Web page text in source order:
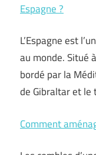
Espagne ?
L’Espagne est
au monde. Situé
bordé par la
de Gibraltar et
Comment